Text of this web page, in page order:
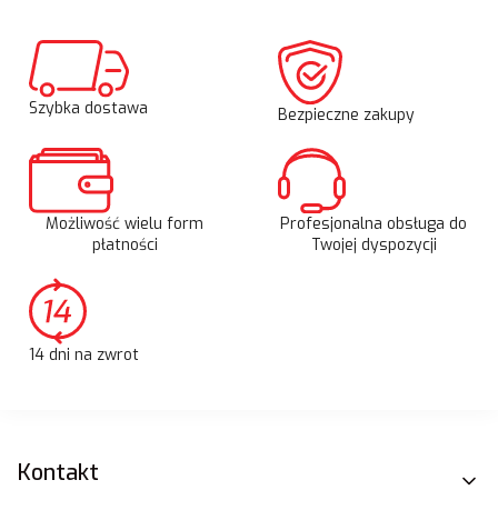
Szybka dostawa Bezpieczne zakupy
Możliwość wielu form
płatności
Profesjonalna obsługa do
Twojej dyspozycji
14 dni na zwrot
Linki w stopce
Kontakt